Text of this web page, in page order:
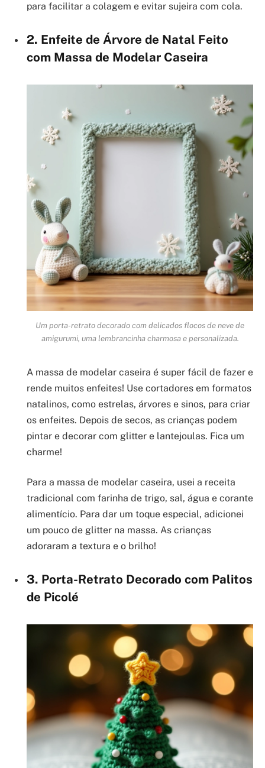
para facilitar a colagem e evitar sujeira com cola.
2. Enfeite de Árvore de Natal Feito
com Massa de Modelar Caseira
Um porta-retrato decorado com delicados flocos de neve de
amigurumi, uma lembrancinha charmosa e personalizada.
A massa de modelar caseira é super fácil de fazer e
rende muitos enfeites! Use cortadores em formatos
natalinos, como estrelas, árvores e sinos, para criar
os enfeites. Depois de secos, as crianças podem
pintar e decorar com glitter e lantejoulas. Fica um
charme!
Para a massa de modelar caseira, usei a receita
tradicional com farinha de trigo, sal, água e corante
alimentício. Para dar um toque especial, adicionei
um pouco de glitter na massa. As crianças
adoraram a textura e o brilho!
3. Porta-Retrato Decorado com Palitos
de Picolé